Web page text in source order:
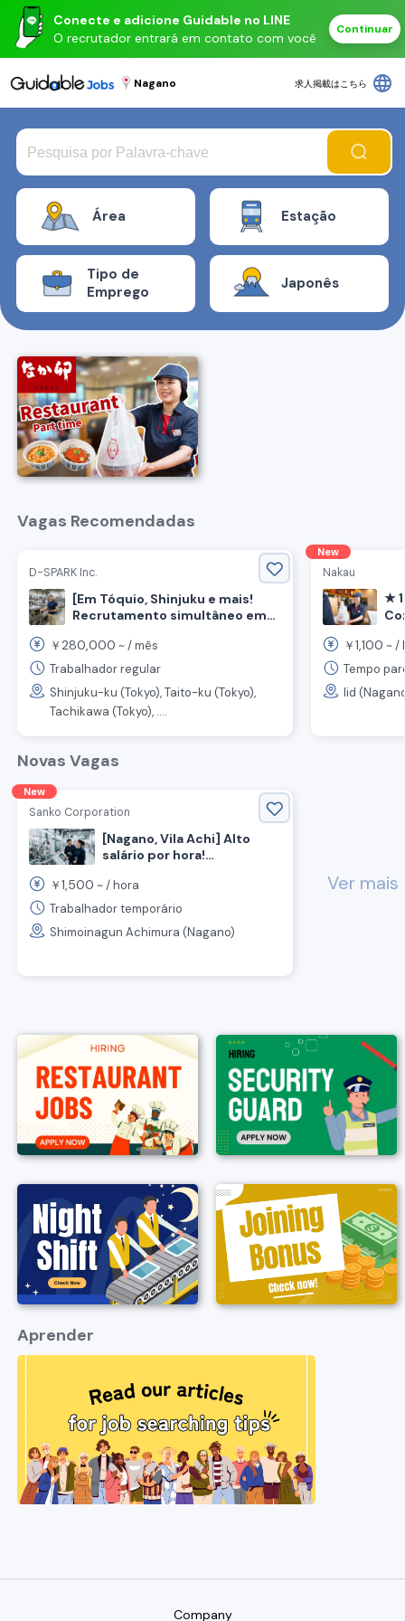
Conecte e adicione Guidable no LINE
O recrutador entrará em contato com você
Continuar
Nagano 求人掲載はこちら language
Área Estação
Tipo de
Emprego
Japonês
Vagas Recomendadas
D-SPARK Inc.
[Em Tóquio, Shinjuku e mais!
Recrutamento simultâneo em
equipe de vendas para
proposta de equipamentos de
cozinha para restaurantes
￥ 280,000 ~ /mês
Trabalhador regular
Shinjuku-ku (Tokyo), Taito-ku (Tokyo),
Tachikawa (Tokyo), ....
New
Nakau
★
《
de
￥1,100 ~ /
Tempo
Iid
Novas Vagas
New
Sanko Corporation
[Nagano, Vila Achi] Alto
salário por hora!
de máquinas.
￥1,500 ~ /hora
Trabalhador temporário
Shimoinagun Achimura (Nagano)
Ver mais
Aprender
Company